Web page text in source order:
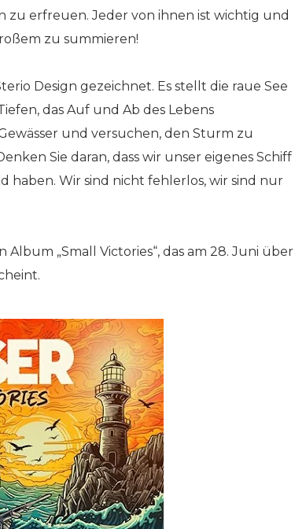
zu erfreuen. Jeder von ihnen ist wichtig und
zu summieren!
Design gezeichnet. Es stellt die raue See
das Auf und Ab des Lebens
und versuchen, den Sturm zu
Sie daran, dass wir unser eigenes Schiff
haben. Wir sind nicht fehlerlos, wir sind nur
„Small Victories“, das am 28. Juni über